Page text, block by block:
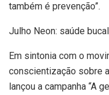
também é prevenção”.
Julho Neon: saúde
Em sintonia com o
conscientização sobre
lançou a campanha “A